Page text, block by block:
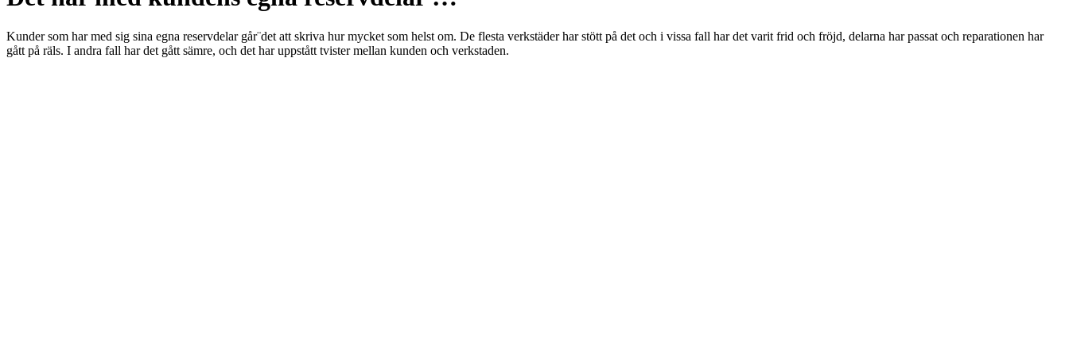
Kunder som har med sig sina egna reservdelar går¨det att skriva hur mycket som helst om. De flesta verkstäder har stött på det och i vissa fall har det varit frid och fröjd, delarna har passat och reparationen har
gått på räls. I andra fall har det gått sämre, och det har uppstått tvister mellan kunden och verkstaden.